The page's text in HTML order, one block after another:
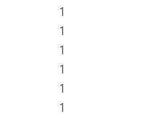
1
1
1
1
1
1